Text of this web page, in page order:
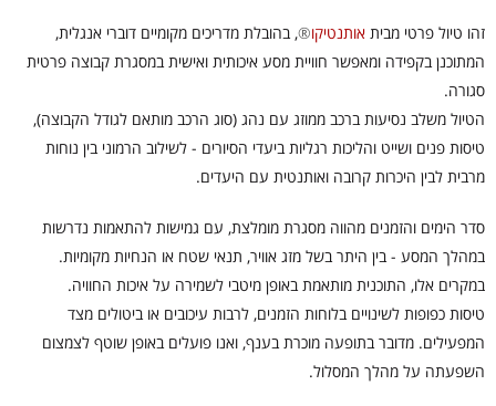
זהו טיול פרטי מבית אותנטיקו®, בהובלת מדריכים מקומיים דוברי אנגלית,
המתוכנן בקפידה ומאפשר חוויית מסע איכותית ואישית במסגרת קבוצה פרטית
סגורה.
הטיול משלב נסיעות ברכב ממוזג עם נהג (סוג הרכב מותאם לגודל הקבוצה),
טיסות פנים ושייט והליכות רגליות ביעדי הסיורים - לשילוב הרמוני בין נוחות
מרבית לבין היכרות קרובה ואותנטית עם היעדים.
סדר הימים והזמנים מהווה מסגרת מומלצת, עם גמישות להתאמות נדרשות
במהלך המסע - בין היתר בשל מזג אוויר, תנאי שטח או הנחיות מקומיות.
במקרים אלו, התוכנית מותאמת באופן מיטבי לשמירה על איכות החוויה.
טיסות כפופות לשינויים בלוחות הזמנים, לרבות עיכובים או ביטולים מצד
המפעילים. מדובר בתופעה מוכרת בענף, ואנו פועלים באופן שוטף לצמצום
השפעתה על מהלך המסלול.